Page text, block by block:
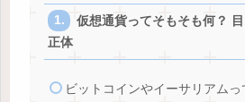
仮想通貨ってそもそも何？
正体
ビットコインやイーサリアムっ